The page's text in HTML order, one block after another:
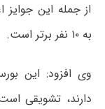
از جمله این
به ۱۰ نفر برتر است.
وی افزود: این
دارند، تشویقی